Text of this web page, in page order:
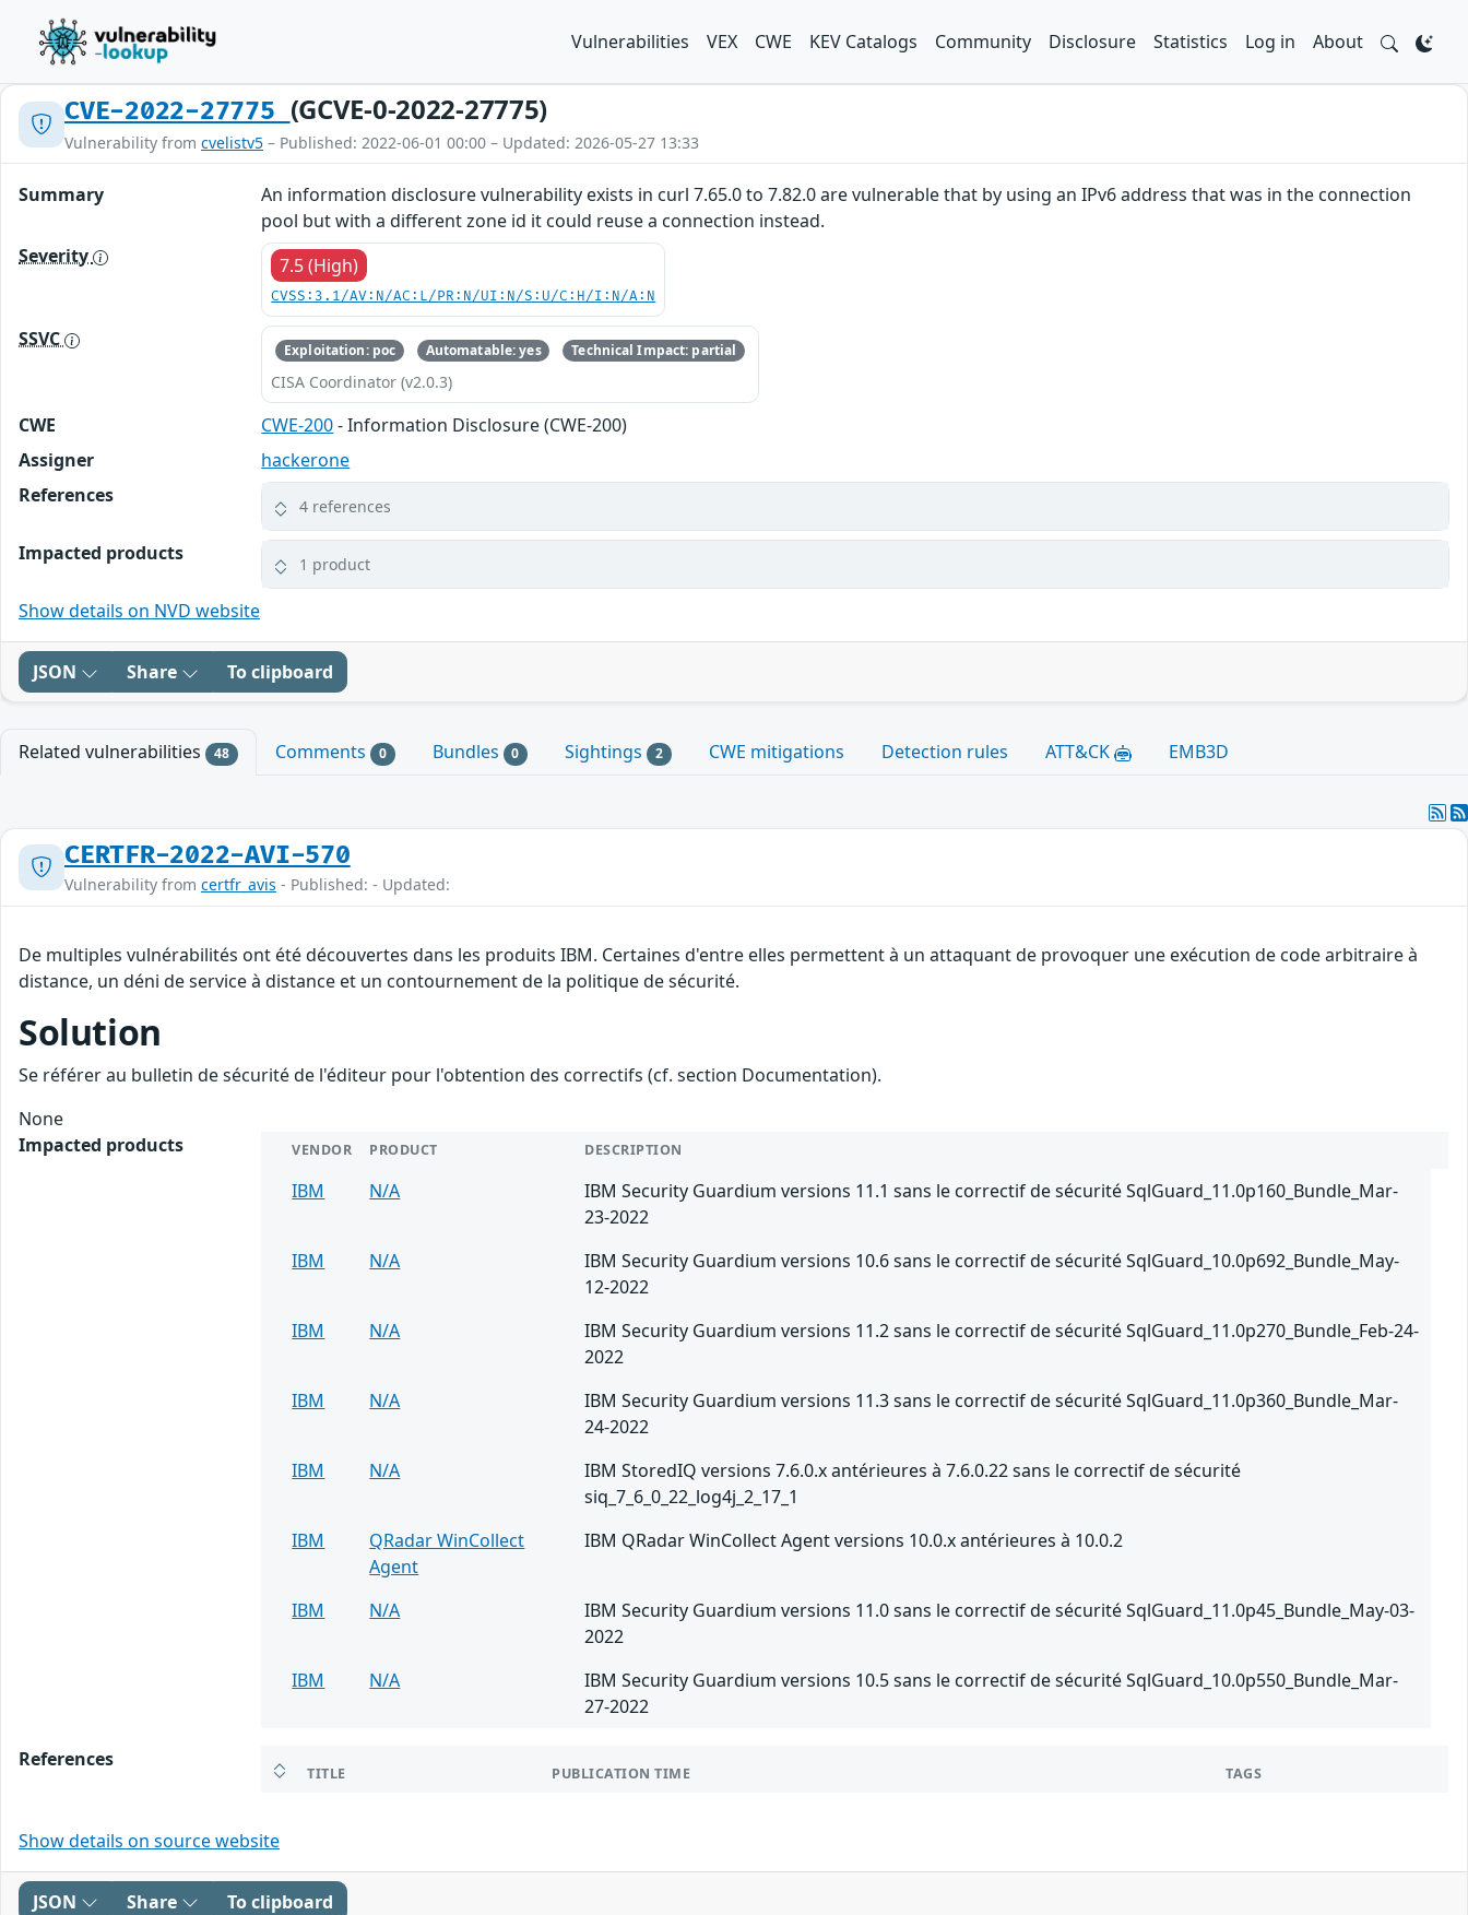
Vulnerabilities VEX CWE KEV Catalogs Community Disclosure Statistics Log in About
CVE-2022-27775 (GCVE-0-2022-27775)
Vulnerability from cvelistv5 – Published: 2022-06-01 00:00 – Updated: 2026-05-27 13:33
Summary
An information disclosure vulnerability exists in curl 7.65.0 to 7.82.0 are vulnerable that by using an IPv6 address that was in the connection
pool but with a different zone id it could reuse a connection instead.
Severity
7.5 (High)
CVSS:3.1/AV:N/AC:L/PR:N/UI:N/S:U/C:H/I:N/A:N
SSVC Exploitation: poc Automatable: yes Technical Impact: partial
CISA Coordinator (v2.0.3)
CWE CWE-200- Information Disclosure (CWE-200)
Assigner
hackerone
References
4 references
Impacted products 1 product
Show details on NVD website
JSON Share To clipboard
Related vulnerabilities 48 Comments 0 Bundles 0 Sightings 2 CWE mitigations Detection rules ATT&CK EMB3D
CERTFR-2022-AVI-570
Vulnerability from certfr_avis - Published: - Updated:
De multiples vulnérabilités ont été découvertes dans les produits IBM. Certaines d'entre elles permettent à un attaquant de provoquer une exécution de code arbitraire à
distance, un déni de service à distance et un contournement de la politique de sécurité.
Solution
Se référer au bulletin de sécurité de l'éditeur pour l'obtention des correctifs (cf. section Documentation).
None
Impacted products
VENDOR PRODUCT DESCRIPTION
IBM N/A
IBM Security Guardium versions 11.1 sans le correctif de sécurité SqlGuard_11.0p160_Bundle_Mar-
23-2022
IBM
N/A
IBM Security Guardium versions 10.6 sans le correctif de sécurité SqlGuard_10.0p692_Bundle_May-
12-2022
IBM
N/A
IBM Security Guardium versions 11.2 sans le correctif de sécurité SqlGuard_11.0p270_Bundle_Feb-24-
2022
IBM
N/A
IBM Security Guardium versions 11.3 sans le correctif de sécurité SqlGuard_11.0p360_Bundle_Mar-
24-2022
IBM
N/A
IBM StoredIQ versions 7.6.0.x antérieures à 7.6.0.22 sans le correctif de sécurité
siq_7_6_0_22_log4j_2_17_1
IBM
QRadar WinCollect
Agent
IBM QRadar WinCollect Agent versions 10.0.x antérieures à 10.0.2
IBM N/A
IBM Security Guardium versions 11.0 sans le correctif de sécurité SqlGuard_11.0p45_Bundle_May-03-
2022
IBM
N/A
IBM Security Guardium versions 10.5 sans le correctif de sécurité SqlGuard_10.0p550_Bundle_Mar-
27-2022
References
TITLE PUBLICATION TIME TAGS
Show details on source website
JSON Share To clipboard